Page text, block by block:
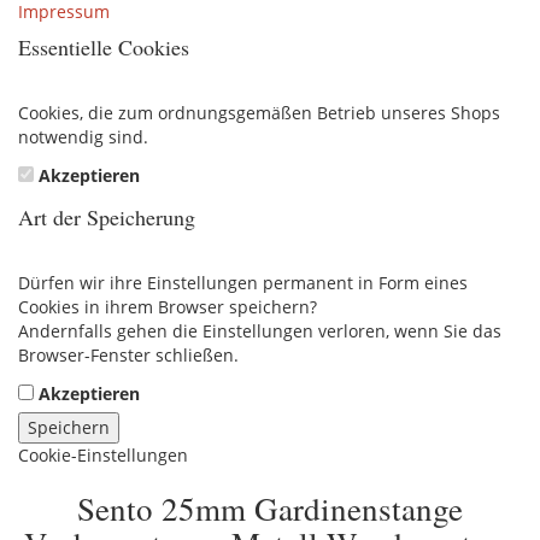
Impressum
Essentielle Cookies
Cookies, die zum ordnungsgemäßen Betrieb unseres Shops
notwendig sind.
Akzeptieren
Art der Speicherung
Dürfen wir ihre Einstellungen permanent in Form eines
Cookies in ihrem Browser speichern?
Andernfalls gehen die Einstellungen verloren, wenn Sie das
Browser-Fenster schließen.
Akzeptieren
Speichern
Cookie-Einstellungen
Sento 25mm Gardinenstange